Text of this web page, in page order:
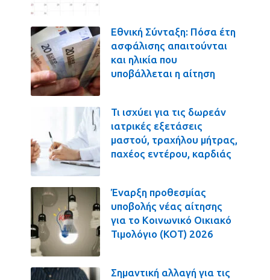
Εθνική Σύνταξη: Πόσα έτη
ασφάλισης απαιτούνται
και ηλικία που
υποβάλλεται η αίτηση
Τι ισχύει για τις δωρεάν
ιατρικές εξετάσεις
μαστού, τραχήλου μήτρας,
παχέος εντέρου, καρδιάς
Έναρξη προθεσμίας
υποβολής νέας αίτησης
για το Κοινωνικό Οικιακό
Τιμολόγιο (ΚΟΤ) 2026
Σημαντική αλλαγή για τις